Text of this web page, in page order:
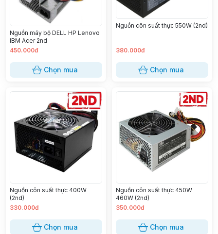
Nguồn máy bộ DELL HP Lenovo
IBM Acer 2nd
450.000đ
Chọn mua
Nguồn côn suất thực 550W (2nd)
380.000đ
Chọn mua
Nguồn côn suất thực 400W
(2nd)
330.000đ
Chọn mua
Nguồn côn suất thực 450W
460W (2nd)
350.000đ
Chọn mua